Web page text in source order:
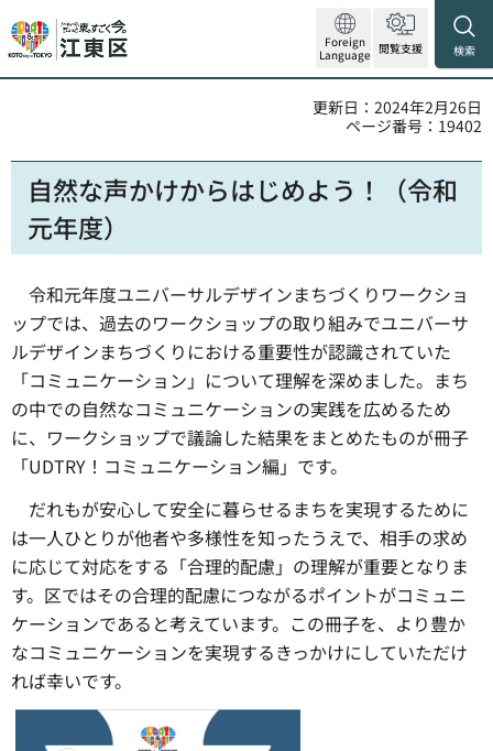
Foreign
Language 閲覧支援 検索
更新日：2024年2月26日
ページ番号：19402
自然な声かけからはじめよう！（令和
元年度）
令和元年度ユニバーサルデザインまちづくりワークショ
ップでは、過去のワークショップの取り組みでユニバーサ
ルデザインまちづくりにおける重要性が認識されていた
「コミュニケーション」について理解を深めました。まち
の中での自然なコミュニケーションの実践を広めるため
に、ワークショップで議論した結果をまとめたものが冊子
「UDTRY！コミュニケーション編」です。
だれもが安心して安全に暮らせるまちを実現するために
は一人ひとりが他者や多様性を知ったうえで、相手の求め
に応じて対応をする「合理的配慮」の理解が重要となりま
す。区ではその合理的配慮につながるポイントがコミュニ
ケーションであると考えています。この冊子を、より豊か
なコミュニケーションを実現するきっかけにしていただけ
れば幸いです。